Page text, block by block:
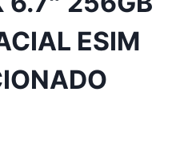
ESIM